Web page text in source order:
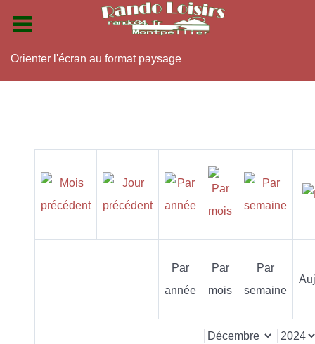
Orienter l'écran au format paysage
Par
année
Par
mois
Par
semaine